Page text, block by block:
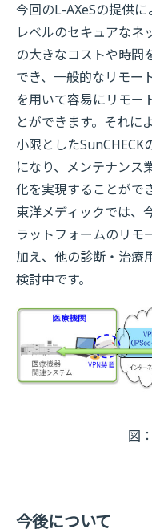
今回のL-AXeSの提供
レベルのセキュアなネ
の大きなコストや時間
でき、一般的なリモー
を用いて容易にリモー
とができます。それに
小限としたSunCHECK
になり、メンテナンス
化を実現することがで
東洋メディックでは、
ラットフォームのリモ
加え、他の診断・治療
検討中です。
図
今後について